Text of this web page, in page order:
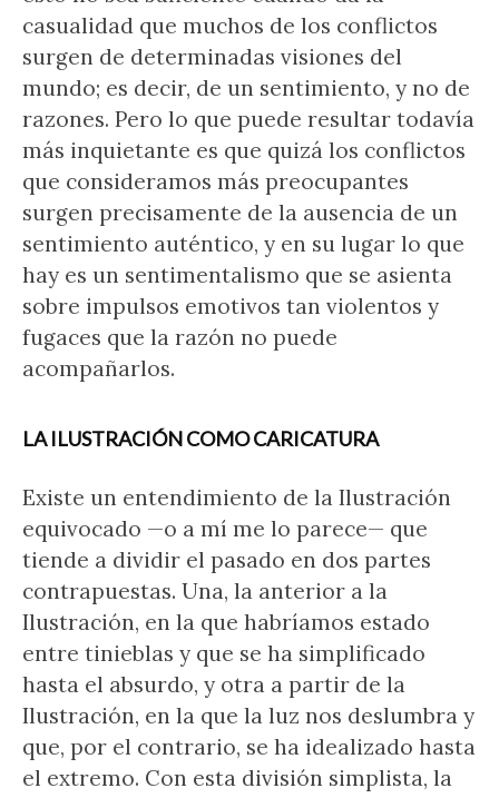
casualidad que muchos de los conflictos
surgen de determinadas visiones del
mundo; es decir, de un sentimiento, y no de
razones. Pero lo que puede resultar todavía
más inquietante es que quizá los conflictos
que consideramos más preocupantes
surgen precisamente de la ausencia de un
sentimiento auténtico, y en su lugar lo que
hay es un sentimentalismo que se asienta
sobre impulsos emotivos tan violentos y
fugaces que la razón no puede
acompañarlos.
LA ILUSTRACIÓN COMO CARICATURA
Existe un entendimiento de la Ilustración
equivocado —o a mí me lo parece— que
tiende a dividir el pasado en dos partes
contrapuestas. Una, la anterior a la
Ilustración, en la que habríamos estado
entre tinieblas y que se ha simplificado
hasta el absurdo, y otra a partir de la
Ilustración, en la que la luz nos deslumbra y
que, por el contrario, se ha idealizado hasta
el extremo. Con esta división simplista, la